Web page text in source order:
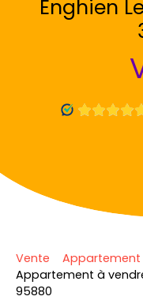
Enghien
Vente Appartement
Appartement à
95880